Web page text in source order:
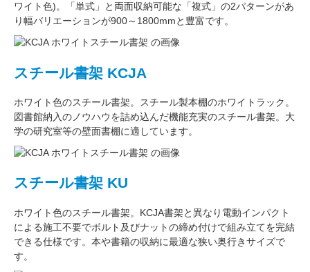
ワイト色)。
「単式」 と両面収納可能な 「複式」 の2パターンがあ
り幅バリエーションが900～1800mmと豊富です。
スチール書架 KCJA
ホワイト色のスチール書架。スチール製本棚のホワイトラック 。
図書館納入のノウハウを詰め込んだ機能充実のスチール書架。 大
学の研究室等の壁面書棚に適しています。
スチール書架 KU
ホワイト色のスチール書架。KCJA書架と異なり電動インパクト
による施工不要でボルト及びナットの締め付けで組み立てを完結
できる仕様です。本や書籍の収納に最適な狭い奥行きサイズで
す。